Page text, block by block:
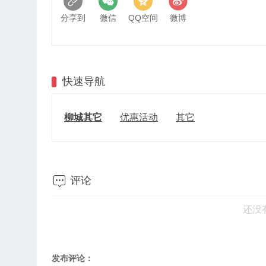
分享到 微信 QQ空间 微博
快速导航
柳城其它 优惠活动 其它
 评论
还没
发布评论：